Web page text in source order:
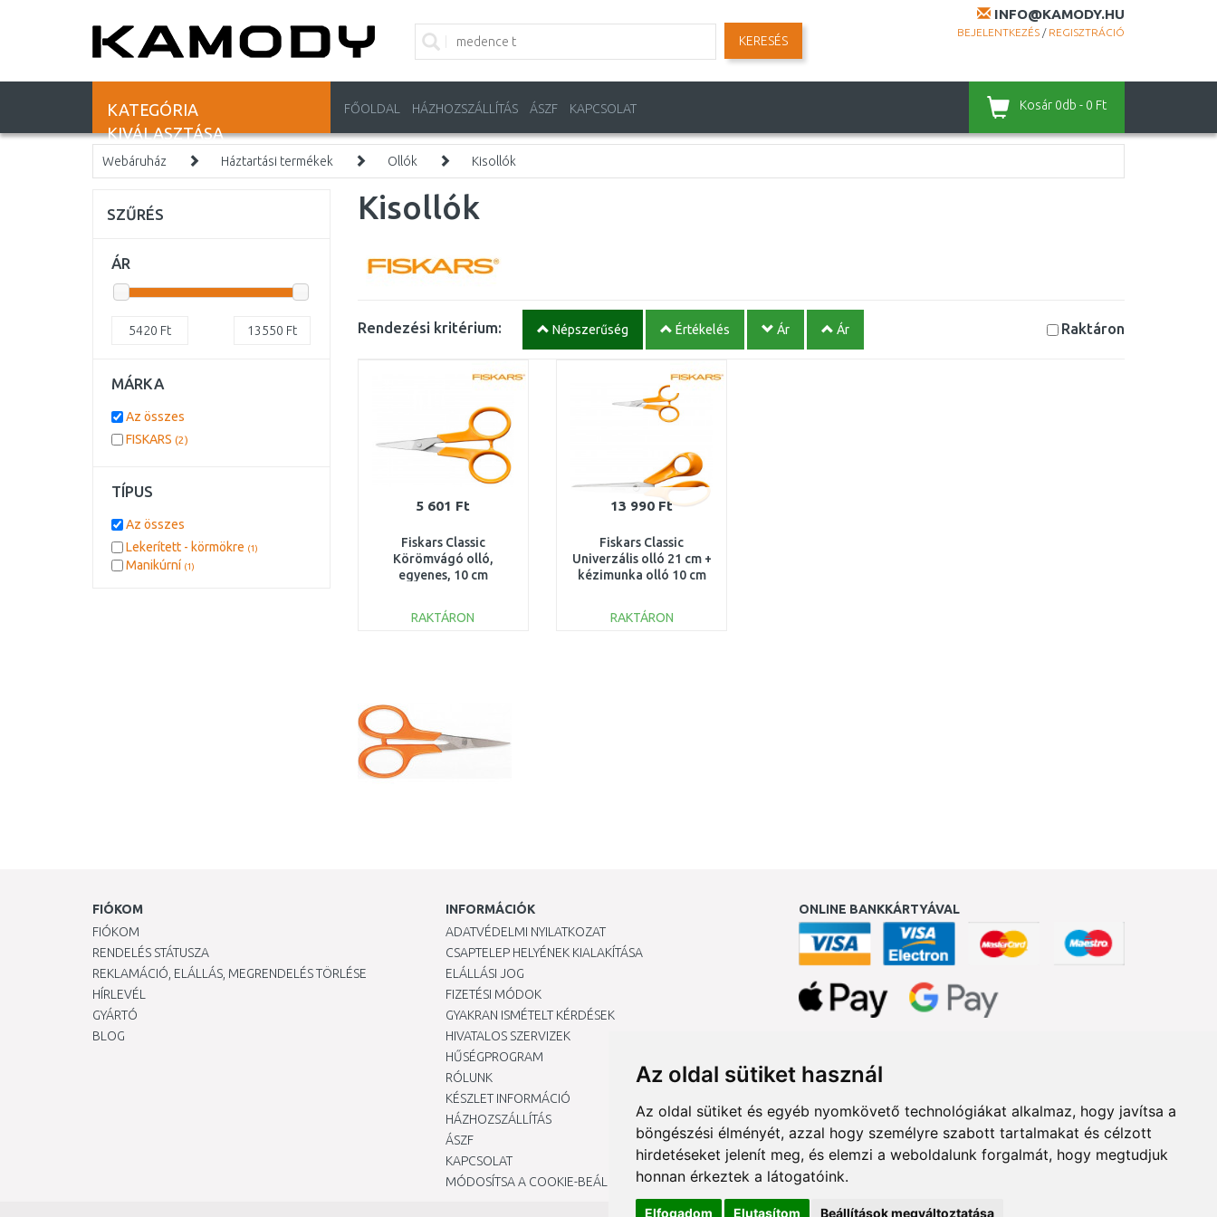
Az oldal sütiket használ
Az oldal sütiket és egyéb nyomkövető technológiákat alkalmaz, hogy javítsa a
böngészési élményét, azzal hogy személyre szabott tartalmakat és célzott
hirdetéseket jelenít meg, és elemzi a weboldalunk forgalmát, hogy megtudjuk
honnan érkeztek a látogatóink.
Elfogadom Elutasítom Beállítások megváltoztatása
INFO@KAMODY.HU
BEJELENTKEZÉS / REGISZTRÁCIÓ
KERESÉS
KATEGÓRIA
KIVÁLASZTÁSA
FŐOLDAL HÁZHOZSZÁLLÍTÁS ÁSZF KAPCSOLAT Kosár 0db - 0 Ft
Webáruház Háztartási termékek Ollók Kisollók
Kisollók
Rendezési kritérium: Népszerűség Értékelés Ár Ár Raktáron
5 601 Ft
Fiskars Classic
Körömvágó olló,
egyenes, 10 cm
RAKTÁRON
13 990 Ft
Fiskars Classic
Univerzális olló 21 cm +
kézimunka olló 10 cm
RAKTÁRON
SZŰRÉS
ÁR
5420 Ft 13550 Ft
MÁRKA
Az összes
FISKARS (2)
TÍPUS
Az összes
Lekerített - körmökre (1)
Manikúrní (1)
FIÓKOM
FIÓKOM
RENDELÉS STÁTUSZA
REKLAMÁCIÓ, ELÁLLÁS, MEGRENDELÉS TÖRLÉSE
HÍRLEVÉL
GYÁRTÓ
BLOG
INFORMÁCIÓK
ADATVÉDELMI NYILATKOZAT
CSAPTELEP HELYÉNEK KIALAKÍTÁSA
ELÁLLÁSI JOG
FIZETÉSI MÓDOK
GYAKRAN ISMÉTELT KÉRDÉSEK
HIVATALOS SZERVIZEK
HŰSÉGPROGRAM
RÓLUNK
KÉSZLET INFORMÁCIÓ
HÁZHOZSZÁLLÍTÁS
ÁSZF
KAPCSOLAT
MÓDOSÍTSA A COOKIE-BEÁLLÍTÁSAIMAT
ONLINE BANKKÁRTYÁVAL